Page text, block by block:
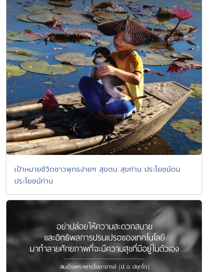
เป้าหมายชีวิตชาวพุทธง่ายๆ สุขตน สุขท่าน ประโยชน์ตน
ประโยชน์ท่าน